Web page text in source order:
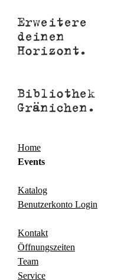
Home
Events
Katalog
Benutzerkonto Login
Kontakt
Öffnungszeiten
Team
Service